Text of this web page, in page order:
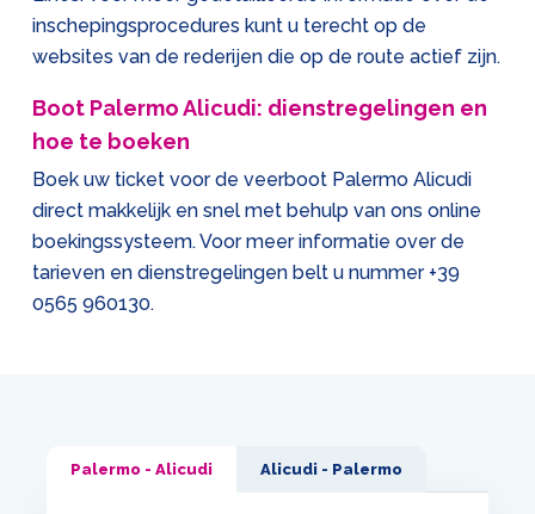
inschepingsprocedures kunt u terecht op de
websites van de rederijen die op de route actief zijn.
Boot Palermo Alicudi: dienstregelingen en
hoe te boeken
Boek uw ticket voor de veerboot Palermo Alicudi
direct makkelijk en snel met behulp van ons online
boekingssysteem. Voor meer informatie over de
tarieven en dienstregelingen belt u nummer +39
0565 960130.
Palermo - Alicudi Alicudi - Palermo